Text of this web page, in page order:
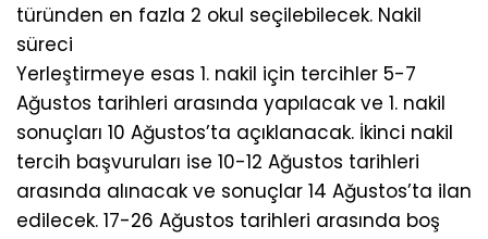
türünden en fazla 2 okul seçilebilecek. Nakil
süreci
Yerleştirmeye esas 1. nakil için tercihler 5-7
Ağustos tarihleri arasında yapılacak ve 1. nakil
sonuçları 10 Ağustos’ta açıklanacak. İkinci nakil
tercih başvuruları ise 10-12 Ağustos tarihleri
arasında alınacak ve sonuçlar 14 Ağustos’ta ilan
edilecek. 17-26 Ağustos tarihleri arasında boş